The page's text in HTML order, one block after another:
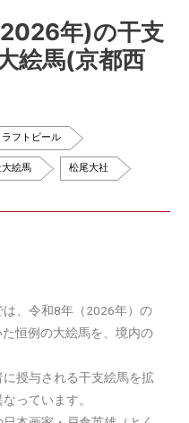
年)の干支
絵馬(京都西
フトビール
絵馬 松尾大社
、令和8年（2026年）の
恒例の大絵馬を、境内の
授与される干支絵馬を拡
っています。